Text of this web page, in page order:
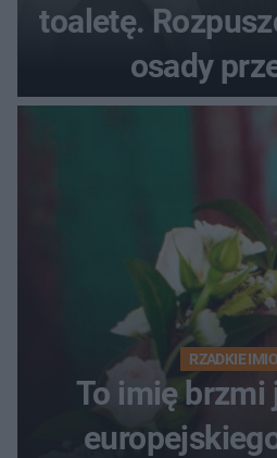
toaletę.
osady
RZADKIE
To imię brzmi